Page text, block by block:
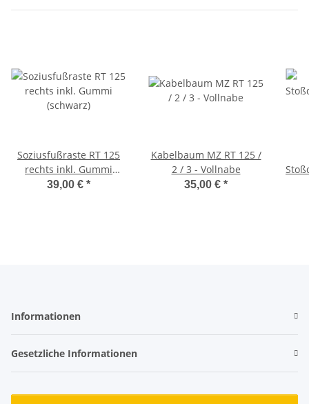
Soziusfußraste RT 125
rechts inkl. Gummi
(schwarz)
39,00 € *
Kabelbaum MZ RT 125 /
2 / 3 - Vollnabe
35,00 € *
Informationen
Gesetzliche Informationen